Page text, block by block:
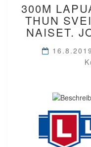
300M
THUN
NAISET.
16.8.2019